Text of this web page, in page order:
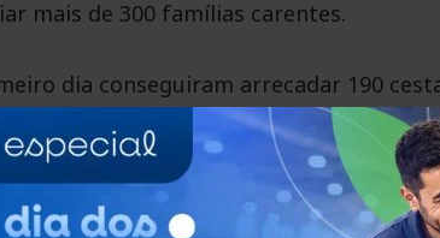
mais de 300 famílias carentes.
dia conseguiram arrecadar 190
o valor unitário é de R$ 90,00. “Estas
soledadense. Este ano não
já está excelente”, garante.